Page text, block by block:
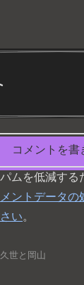
コメントを書
ムを低減する
ントデータの
い。
久世と岡山